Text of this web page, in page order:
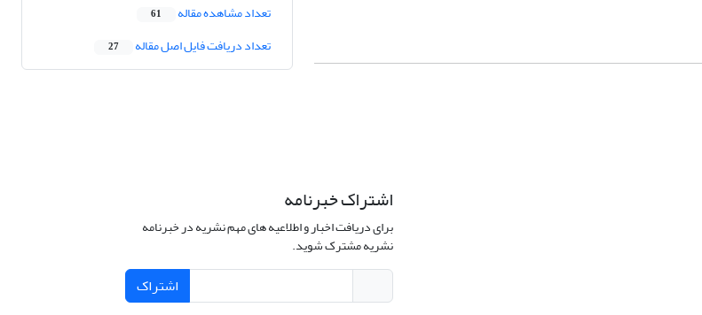
تعداد مشاهده مقاله 61
تعداد دریافت فایل اصل مقاله 27
اشتراک خبرنامه
برای دریافت اخبار و اطلاعیه های مهم نشریه در خبرنامه
نشریه مشترک شوید.
اشتراک